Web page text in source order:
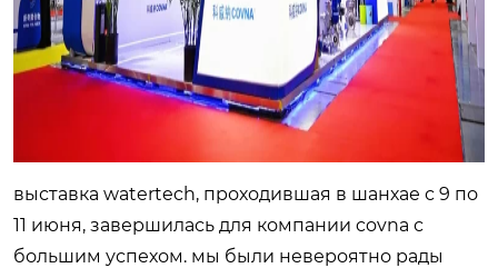
выставка watertech, проходившая в шанхае с 9 по
11 июня, завершилась для компании covna с
большим успехом. мы были невероятно рады